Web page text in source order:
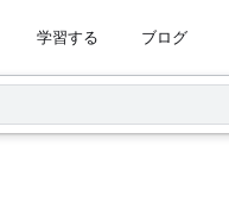
学習する ブログ